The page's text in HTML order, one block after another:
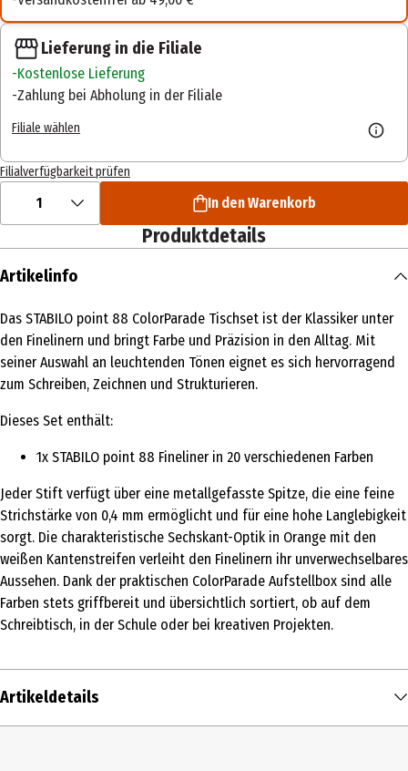
Lieferung in die Filiale
Kostenlose Lieferung
Zahlung bei Abholung in der Filiale
Filiale wählen
Filialverfügbarkeit prüfen
1 In den Warenkorb
Produktdetails
Artikelinfo
Das STABILO point 88 ColorParade Tischset ist der Klassiker unter
den Finelinern und bringt Farbe und Präzision in den Alltag. Mit
seiner Auswahl an leuchtenden Tönen eignet es sich hervorragend
zum Schreiben, Zeichnen und Strukturieren.
Dieses Set enthält:
1x STABILO point 88 Fineliner in 20 verschiedenen Farben
Jeder Stift verfügt über eine metallgefasste Spitze, die eine feine
Strichstärke von 0,4 mm ermöglicht und für eine hohe Langlebigkeit
sorgt. Die charakteristische Sechskant-Optik in Orange mit den
weißen Kantenstreifen verleiht den Finelinern ihr unverwechselbares
Aussehen. Dank der praktischen ColorParade Aufstellbox sind alle
Farben stets griffbereit und übersichtlich sortiert, ob auf dem
Schreibtisch, in der Schule oder bei kreativen Projekten.
Artikeldetails